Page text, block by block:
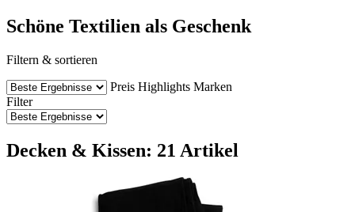
Schöne Textilien als Geschenk
Filtern & sortieren
Preis Highlights Marken
Filter
Decken & Kissen: 21 Artikel